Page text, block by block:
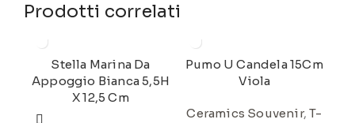
Prodotti correlati
Stella Marina Da
Appoggio Bianca 5,5H
X 12,5 Cm
Pumo U Candela 15Cm
Viola
Ceramics Souvenir,T-